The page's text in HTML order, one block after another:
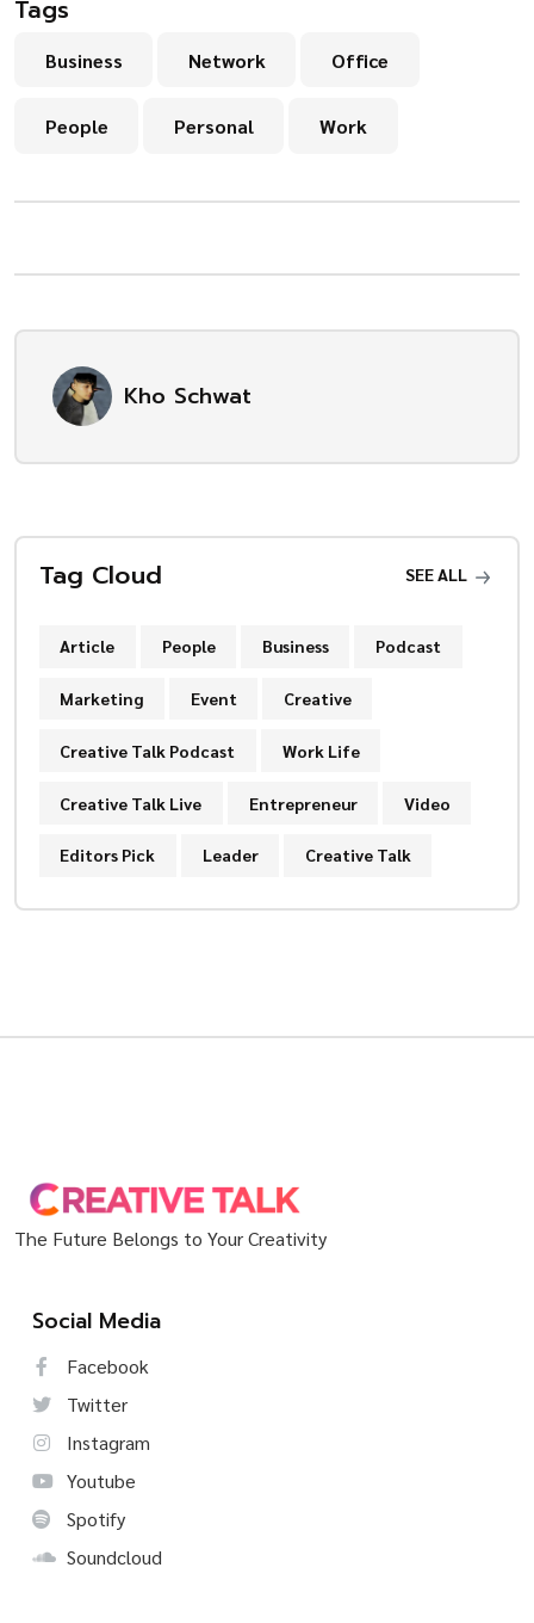
Tags
Business Network Office
People Personal Work
Kho Schwat
Tag Cloud SEE ALL
Article People Business Podcast
Marketing Event Creative
Creative Talk Podcast Work Life
Creative Talk Live Entrepreneur Video
Editors Pick Leader Creative Talk
The Future Belongs to Your Creativity
Social Media
Facebook
Twitter
Instagram
Youtube
Spotify
Soundcloud